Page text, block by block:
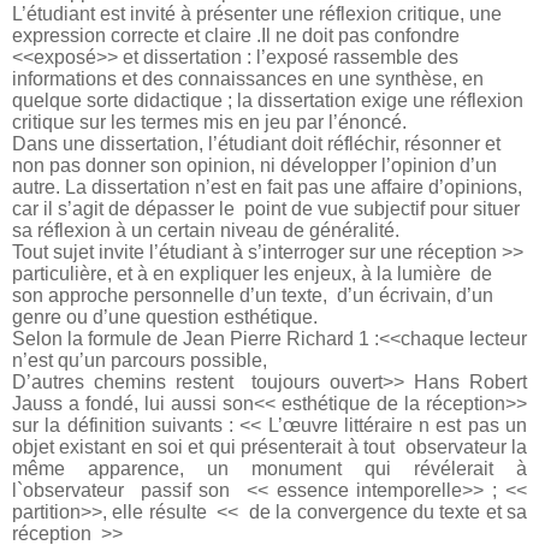
L’étudiant est invité à présenter une réflexion critique, une
expression correcte et claire .Il ne doit pas confondre
<<exposé>> et dissertation : l’exposé rassemble des
informations et des connaissances en une synthèse, en
quelque sorte didactique ; la dissertation exige une réflexion
critique sur les termes mis en jeu par l’énoncé.
Dans une dissertation, l’étudiant doit réfléchir, résonner et
non pas donner son opinion, ni développer l’opinion d’un
autre. La dissertation n’est en fait pas une affaire d’opinions,
car il s’agit de dépasser le point de vue subjectif pour situer
sa réflexion à un certain niveau de généralité.
Tout sujet invite l’étudiant à s’interroger sur une réception >>
particulière, et à en expliquer les enjeux, à la lumière de
son approche personnelle d’un texte, d’un écrivain, d’un
genre ou d’une question esthétique.
Selon la formule de Jean Pierre Richard 1 :<<chaque lecteur
n’est qu’un parcours possible,
D’autres chemins restent toujours ouvert>> Hans Robert
Jauss a fondé, lui aussi son<< esthétique de la réception>>
sur la définition suivants : << L’œuvre littéraire n est pas un
objet existant en soi et qui présenterait à tout observateur la
même apparence, un monument qui révélerait à
l`observateur passif son << essence intemporelle>> ; <<
partition>>, elle résulte << de la convergence du texte et sa
réception >>